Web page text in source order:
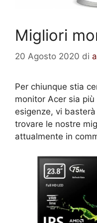
Migliori
20 Agosto 2020 di
Per chiunque stia
monitor Acer sia
esigenze, vi
trovare le nostre
attualmente in